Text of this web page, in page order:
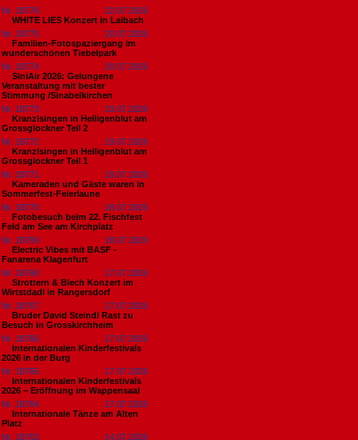
Nr. 18776
22.07.2026
WHITE LIES Konzert in Laibach
Nr. 18775
20.07.2026
Familien-Fotospaziergang im
wunderschönen Tiebelpark
Nr. 18774
20.07.2026
SiniAir 2026: Gelungene
Veranstaltung mit bester
Stimmung /Sinabelkirchen
Nr. 18773
19.07.2026
Kranzlsingen in Heiligenblut am
Grossglockner Teil 2
Nr. 18772
19.07.2026
Kranzlsingen in Heiligenblut am
Grossglockner Teil 1
Nr. 18771
19.07.2026
Kameraden und Gäste waren in
Sommerfest-Feierlaune
Nr. 18770
18.07.2026
Fotobesuch beim 22. Fischfest
Feld am See am Kirchplatz
Nr. 18769
18.07.2026
Electric Vibes mit BASF -
Fanarena Klagenfurt
Nr. 18768
17.07.2026
Strottern & Blech Konzert im
Wirtstdadl in Rangersdorf
Nr. 18767
17.07.2026
Bruder David Steindl Rast zu
Besuch in Grosskirchheim
Nr. 18766
17.07.2026
Internationalen Kinderfestivals
2026 in der Burg
Nr. 18765
17.07.2026
Internationalen Kinderfestivals
2026 – Eröffnung im Wappensaal
Nr. 18764
17.07.2026
Internationale Tänze am Alten
Platz
Nr. 18763
14.07.2026